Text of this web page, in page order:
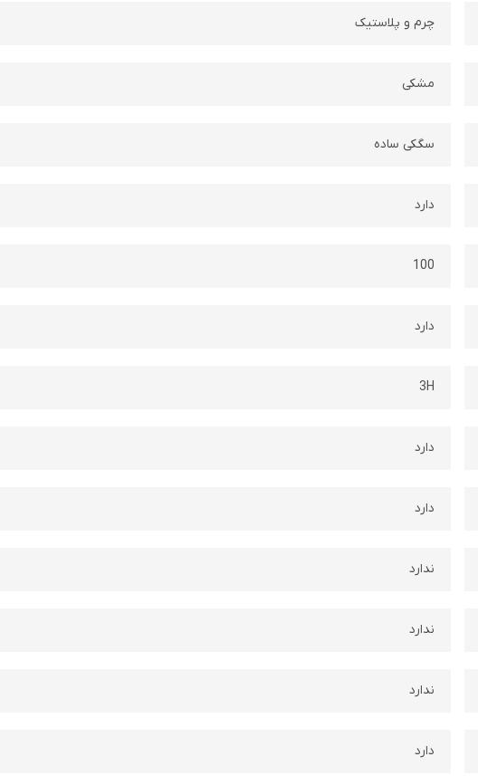
چرم و پلاستیک
مشکی
سگکی ساده
دارد
100
دارد
3H
دارد
دارد
ندارد
ندارد
ندارد
دارد